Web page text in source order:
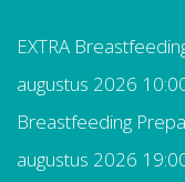
EXTRA
augustus 2026
Breastfeeding
augustus 2026